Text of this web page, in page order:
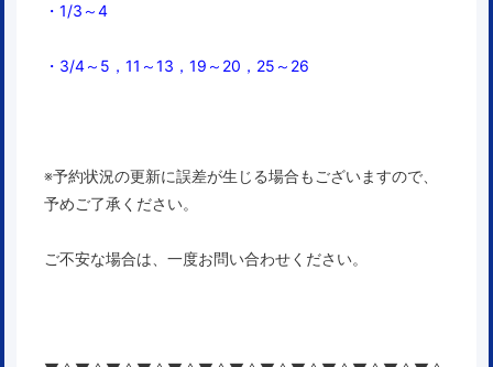
・1/3～4
・3/4～5，11～13，19～20， 25～26
※予約状況の更新に誤差が生じる場合もございますので、
予めご了承ください。
ご不安な場合は、一度お問い合わせください。